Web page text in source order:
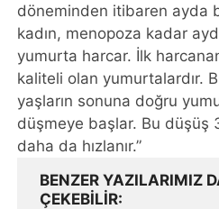
döneminden itibaren ayda
kadın, menopoza kadar
yumurta harcar. İlk
kaliteli olan yumurtalardır.
yaşların sonuna doğru
düşmeye başlar. Bu düşüş
daha da hızlanır.”
BENZER YAZILARIMIZ
ÇEKEBILIR